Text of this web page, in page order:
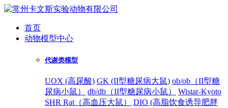
首页
动物模型中心
代谢类模型
UOX (高尿酸) GK (II型糖尿病大鼠) ob/ob（II型糖
尿病小鼠）
db/db（II型糖尿病小鼠）
Wistar-Kyoto
SHR Rat（高血压大鼠）
DIO (高脂饮食诱导肥胖